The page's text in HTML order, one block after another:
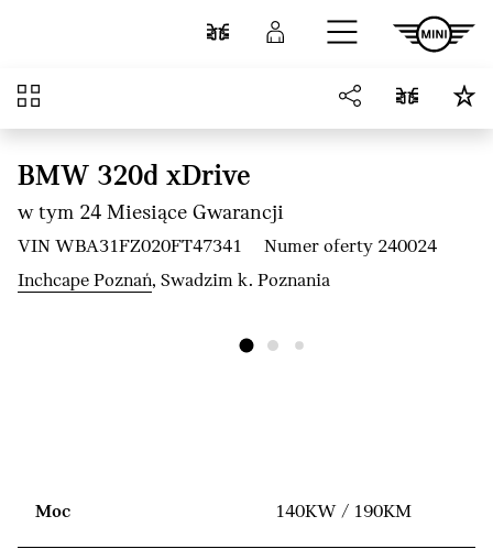
Przejdź do głównej treści
Porównaj Zaloguj się
Przegląd
BMW 320d xDrive
w tym 24 Miesiące Gwarancji
VIN WBA31FZ020FT47341
Numer oferty 240024
Inchcape Poznań, Swadzim k. Poznania
Moc 140KW / 190KM